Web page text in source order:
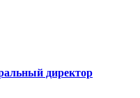
директор